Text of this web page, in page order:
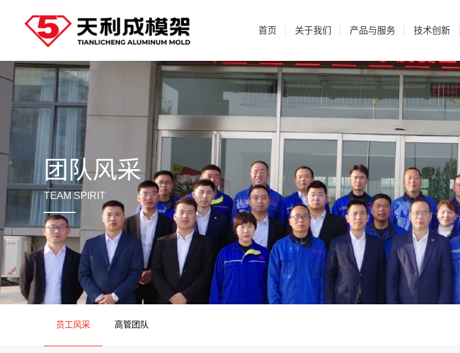
首页 关于我们 产品与服务 技术创新
团队风采
TEAM SPIRIT
员工风采 高管团队